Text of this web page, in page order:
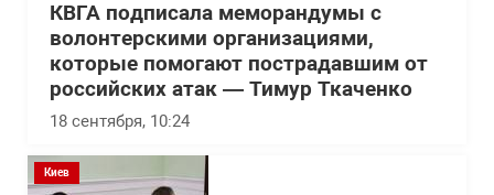
КВГА подписала меморандумы с
волонтерскими организациями,
которые помогают пострадавшим от
российских атак — Тимур Ткаченко
18 сентября, 10:24
Киев